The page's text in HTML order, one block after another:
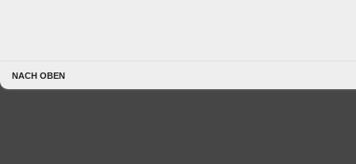
NACH OBEN